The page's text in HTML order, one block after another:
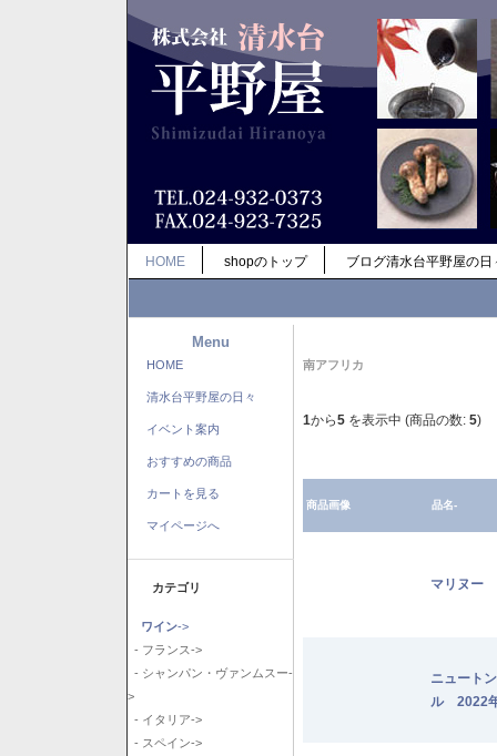
HOME shopのトップ ブログ清水台平野屋の日
Menu
HOME
清水台平野屋の日々
イベント案内
おすすめの商品
カートを見る
マイページへ
カテゴリ
ワイン->
- フランス->
- シャンパン・ヴァンムスー-
>
- イタリア->
- スペイン->
南アフリカ
1から5 を表示中 (商品の数: 5)
商品画像 品名-
マリヌー
ニュート
ル 2022